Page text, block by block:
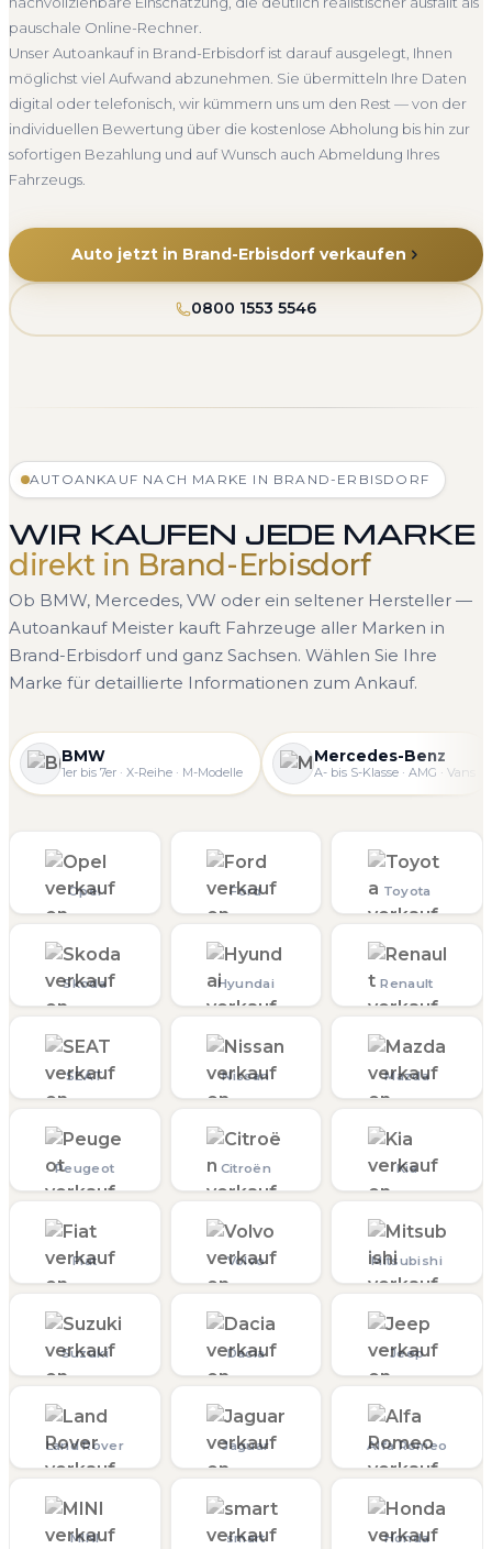
pauschale Online-Rechner.
Unser Autoankauf in Brand-Erbisdorf ist darauf ausgelegt, Ihnen
möglichst viel Aufwand abzunehmen. Sie übermitteln Ihre Daten
digital oder telefonisch, wir kümmern uns um den Rest — von der
individuellen Bewertung über die kostenlose Abholung bis hin zur
sofortigen Bezahlung und auf Wunsch auch Abmeldung Ihres
Fahrzeugs.
Auto jetzt in Brand-Erbisdorf verkaufen
0800 1553 5546
AUTOANKAUF NACH MARKE IN BRAND-ERBISDORF
WIR KAUFEN JEDE MARKE
direkt in Brand-Erbisdorf
Ob BMW, Mercedes, VW oder ein seltener Hersteller —
Autoankauf Meister kauft Fahrzeuge aller Marken in
Brand-Erbisdorf und ganz Sachsen. Wählen Sie Ihre
Marke für detaillierte Informationen zum Ankauf.
BMW
1er bis 7er · X-Reihe · M-Modelle
Mercedes-Benz
A- bis S-Klasse · AMG · Vans
Opel Ford Toyota
Skoda Hyundai Renault
SEAT Nissan Mazda
Peugeot Citroën Kia
Fiat Volvo Mitsubishi
Suzuki Dacia Jeep
Land Rover Jaguar Alfa Romeo
MINI smart Honda